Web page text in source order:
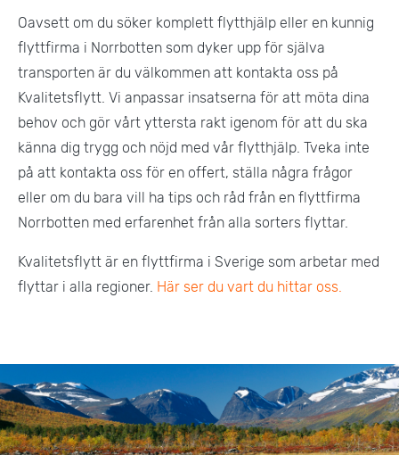
Oavsett om du söker komplett flytthjälp eller en kunnig
flyttfirma i Norrbotten som dyker upp för själva
transporten är du välkommen att kontakta oss på
Kvalitetsflytt. Vi anpassar insatserna för att möta dina
behov och gör vårt yttersta rakt igenom för att du ska
känna dig trygg och nöjd med vår flytthjälp. Tveka inte
på att kontakta oss för en offert, ställa några frågor
eller om du bara vill ha tips och råd från en flyttfirma
Norrbotten med erfarenhet från alla sorters flyttar.
Kvalitetsflytt är en flyttfirma i Sverige som arbetar med
flyttar i alla regioner. Här ser du vart du hittar oss.